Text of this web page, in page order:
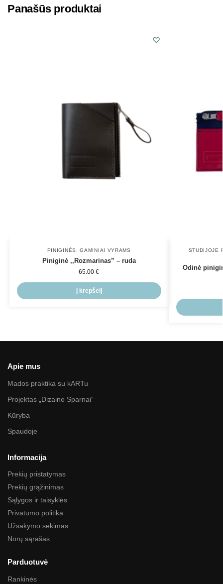
Panašūs produktai
PINIGINĖS ,GAMINIAI VYRAMS
Piniginė ,,Rozmarinas” – ruda
65.00€
Į krepšelį
STUDIJOJE
Odinė
Apie mus
Mados praktika su kARTu
Projektas „Dizaino Sparnai“
Kūryba
Spaudoje
Informacija
Prekių pristatymas
Prekių grąžinimas
Sąlygos ir taisyklės
Privatumo politika
Užsakymo sekimas
Norų sąrašas
Parduotuvė
Rankinės